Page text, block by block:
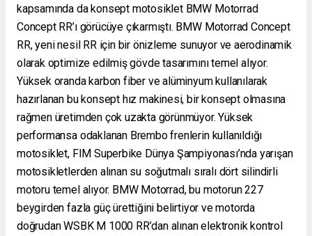
kapsamında da konsept motosiklet BMW Motorrad
Concept RR’ı görücüye çıkarmıştı. BMW Motorrad Concept
RR, yeni nesil RR için bir önizleme sunuyor ve aerodinamik
olarak optimize edilmiş gövde tasarımını temel alıyor.
Yüksek oranda karbon fiber ve alüminyum kullanılarak
hazırlanan bu konsept hız makinesi, bir konsept olmasına
rağmen üretimden çok uzakta görünmüyor. Yüksek
performansa odaklanan Brembo frenlerin kullanıldığı
motosiklet, FIM Superbike Dünya Şampiyonası’nda yarışan
motosikletlerden alınan su soğutmalı sıralı dört silindirli
motoru temel alıyor. BMW Motorrad, bu motorun 227
beygirden fazla güç ürettiğini belirtiyor ve motorda
doğrudan WSBK M 1000 RR’dan alınan elektronik kontrol